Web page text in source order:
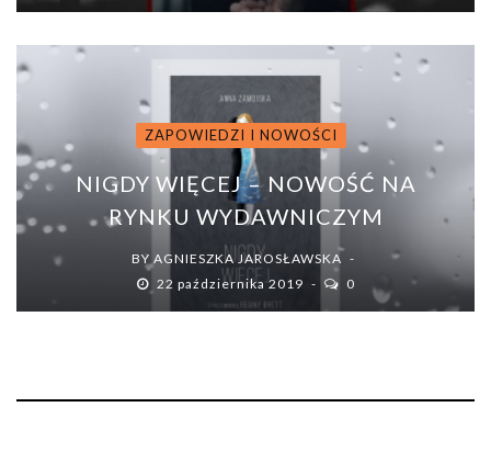
ZAPOWIEDZI I NOWOŚCI
NIGDY WIĘCEJ – NOWOŚĆ NA
RYNKU WYDAWNICZYM
BY AGNIESZKA JAROSŁAWSKA
22 października 2019
0